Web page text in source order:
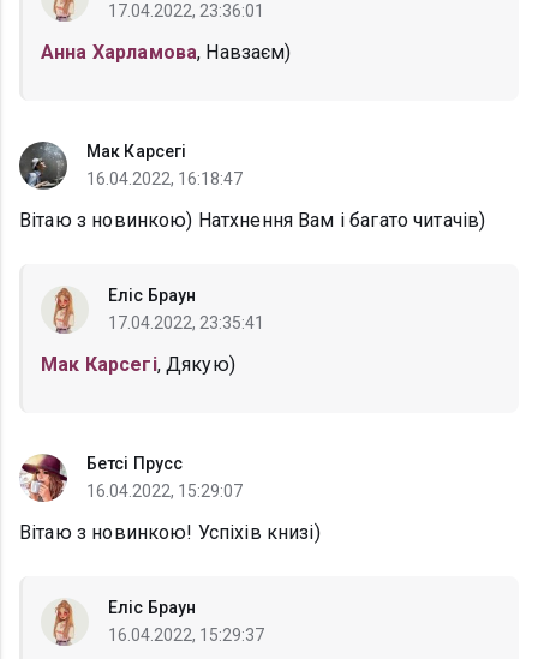
17.04.2022, 23:36:01
Анна Харламова, Навзаєм)
Мак Карсегі
16.04.2022, 16:18:47
Вітаю з новинкою) Натхнення Вам і багато читачів)
Еліс Браун
17.04.2022, 23:35:41
Мак Карсегі, Дякую)
Бетсі Прусс
16.04.2022, 15:29:07
Вітаю з новинкою! Успіхів книзі)
Еліс Браун
16.04.2022, 15:29:37